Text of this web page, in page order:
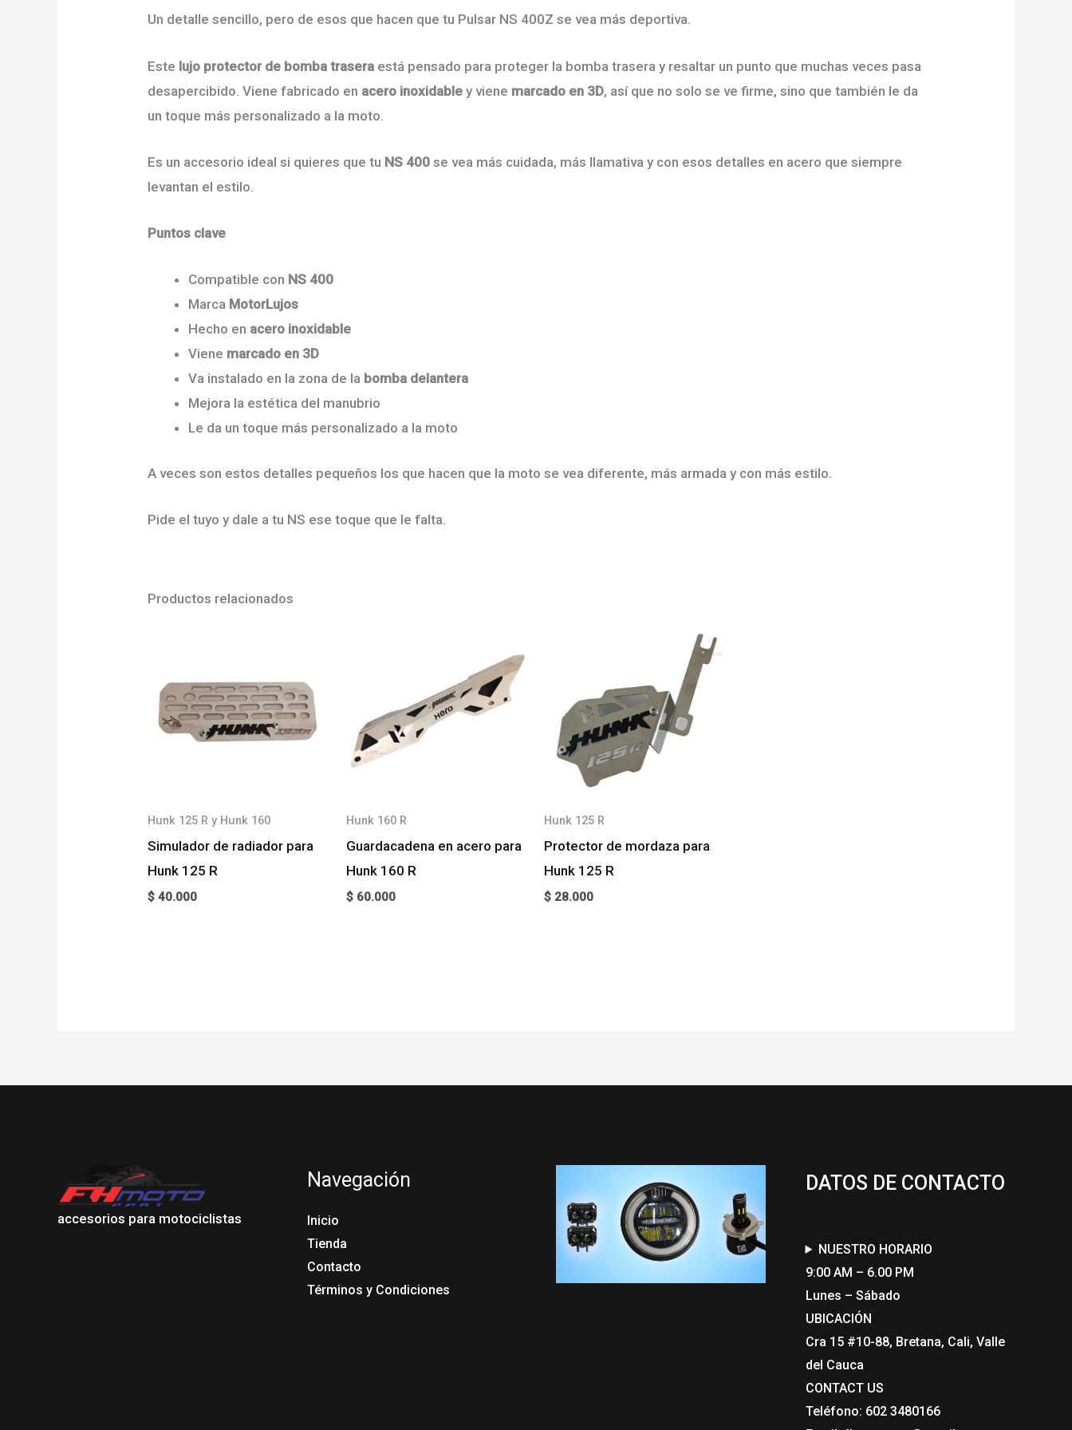
cantidad
Un detalle sencillo, pero de esos que hacen que tu Pulsar NS 400Z se vea más deportiva.
Este lujo protector de bomba trasera está pensado para proteger la bomba trasera y resaltar un punto que muchas veces pasa
desapercibido. Viene fabricado en acero inoxidable y viene marcado en 3D, así que no solo se ve firme, sino que también le da
un toque más personalizado a la moto.
Es un accesorio ideal si quieres que tu NS 400 se vea más cuidada, más llamativa y con esos detalles en acero que siempre
levantan el estilo.
Puntos clave
Compatible con NS 400
Marca MotorLujos
Hecho en acero inoxidable
Viene marcado en 3D
Va instalado en la zona de la bomba delantera
Mejora la estética del manubrio
Le da un toque más personalizado a la moto
A veces son estos detalles pequeños los que hacen que la moto se vea diferente, más armada y con más estilo.
Pide el tuyo y dale a tu NS ese toque que le falta.
Productos relacionados
Hunk 125 R y Hunk 160
Simulador de radiador para
Hunk 125 R
$ 40.000
Hunk 160 R
Guardacadena en acero para
Hunk 160 R
$60.000
Hunk 125 R
Protector de mordaza para
Hunk 125 R
$ 28.000
accesorios para motociclistas
Navegación
Inicio
Tienda
Contacto
Términos y Condiciones
DATOS DE CONTACTO
NUESTRO HORARIO
9:00 AM – 6.00 PM
Lunes – Sábado
UBICACIÓN
Cra 15 #10-88, Bretana, Cali, Valle
del Cauca
CONTACT US​
Teléfono: 602 3480166